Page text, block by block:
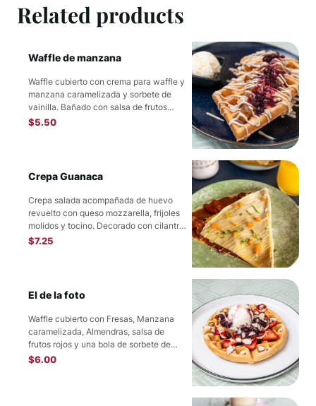
Related products
Waffle de manzana
Waffle cubierto con crema para waffle y
manzana caramelizada y sorbete de
vainilla. Bañado con salsa de frutos
rojos.
$5.50
Crepa Guanaca
Crepa salada acompañada de huevo
revuelto con queso mozzarella, frijoles
molidos y tocino. Decorado con cilantro,
tomate y un toque...
$7.25
El de la foto
Waffle cubierto con Fresas, Manzana
caramelizada, Almendras, salsa de
frutos rojos y una bola de sorbete de
vainilla.
$6.00